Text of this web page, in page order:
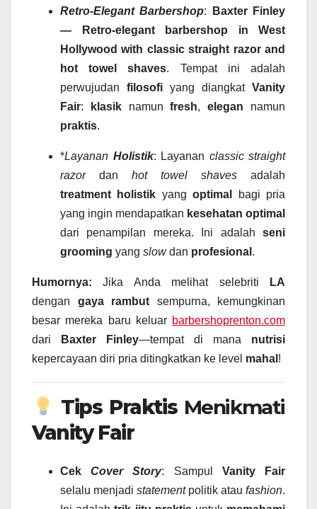
Retro-Elegant Barbershop:
Baxter Finley
— Retro-elegant barbershop in West
Hollywood with classic straight razor and
hot towel shaves. Tempat ini adalah
perwujudan filosofi yang diangkat Vanity
Fair: klasiknamunfresh,elegan namun
praktis.
*Layanan Holistik: Layanan classic straight
razordan hot towel shaves adalah
treatment
holistik yangoptimal
bagi pria
yang ingin mendapatkan kesehatan optimal
dari penampilan mereka. Ini adalah seni
grooming yang slowdan profesional .
Humornya: Jika Anda melihat selebriti
LA
dengan gaya rambut sempurna, kemungkinan
besar mereka baru keluar barbershoprenton.com
dari
Baxter Finley—tempat di mana nutrisi
kepercayaan diri pria ditingkatkan ke level mahal !
Tips PraktisMenikmati
Vanity Fair
CekCover Story: Sampul Vanity Fair
selalu menjadi statementpolitik atau fashion.